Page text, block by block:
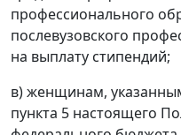
профессионального
послевузовского
на выплату стипендий;
в) женщинам,
пункта 5 настоящего